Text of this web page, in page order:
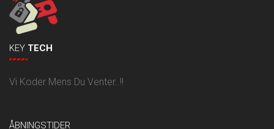
KEY TECH
Vi Koder Mens Du Venter..!!
ÅBNINGSTIDER